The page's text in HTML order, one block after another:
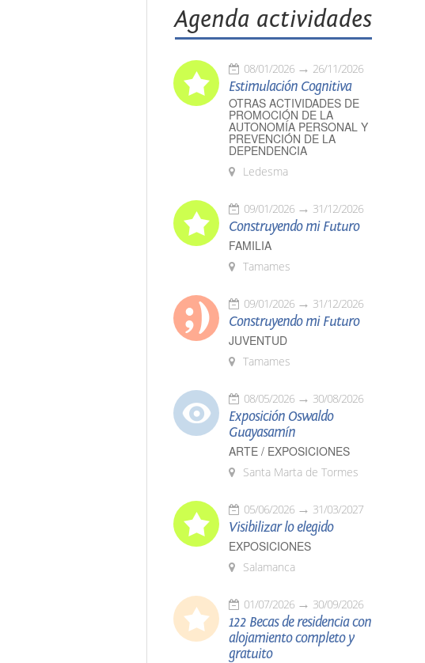
Agenda actividades
08/01/2026 26/11/2026
Estimulación Cognitiva
OTRAS ACTIVIDADES DE
PROMOCIÓN DE LA
AUTONOMÍA PERSONAL Y
PREVENCIÓN DE LA
DEPENDENCIA
Ledesma
09/01/2026 31/12/2026
Construyendo mi Futuro
FAMILIA
Tamames
09/01/2026 31/12/2026
Construyendo mi Futuro
JUVENTUD
Tamames
08/05/2026 30/08/2026
Exposición Oswaldo
Guayasamín
ARTE / EXPOSICIONES
Santa Marta de Tormes
05/06/2026 31/03/2027
Visibilizar lo elegido
EXPOSICIONES
Salamanca
01/07/2026 30/09/2026
122 Becas de residencia con
alojamiento completo y
gratuito